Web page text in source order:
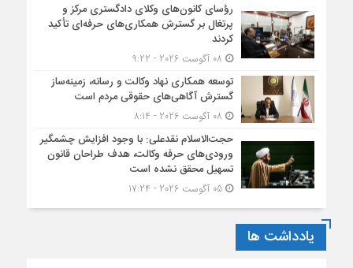
رؤسای کانون‌های وکلای دادگستری مرکز و
پرتغال بر گسترش همکاری‌های حرفه‌ای تأکید
کردند
توسعه همکاری نهاد وکالت و رسانه، زمینه‌ساز
گسترش آگاهی‌های حقوقی مردم است
حجت‌الاسلام نقدعلی: با وجود افزایش چشمگیر
ورودی‌های حرفه وکالت، هدف طراحان قانون
تسهیل محقق نشده است
05 آگوست 2026 - 17:24
یادداشت ها